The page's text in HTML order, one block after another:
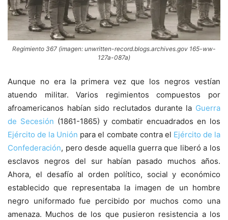
Regimiento 367 (imagen: unwritten-record.blogs.archives.gov 165-ww-
127a-087a)
Aunque no era la primera vez que los negros vestían
atuendo militar. Varios regimientos compuestos por
afroamericanos habían sido reclutados durante la Guerra
de Secesión (1861-1865) y combatir encuadrados en los
Ejército de la Unión para el combate contra el Ejército de la
Confederación, pero desde aquella guerra que liberó a los
esclavos negros del sur habían pasado muchos años.
Ahora, el desafío al orden político, social y económico
establecido que representaba la imagen de un hombre
negro uniformado fue percibido por muchos como una
amenaza. Muchos de los que pusieron resistencia a los